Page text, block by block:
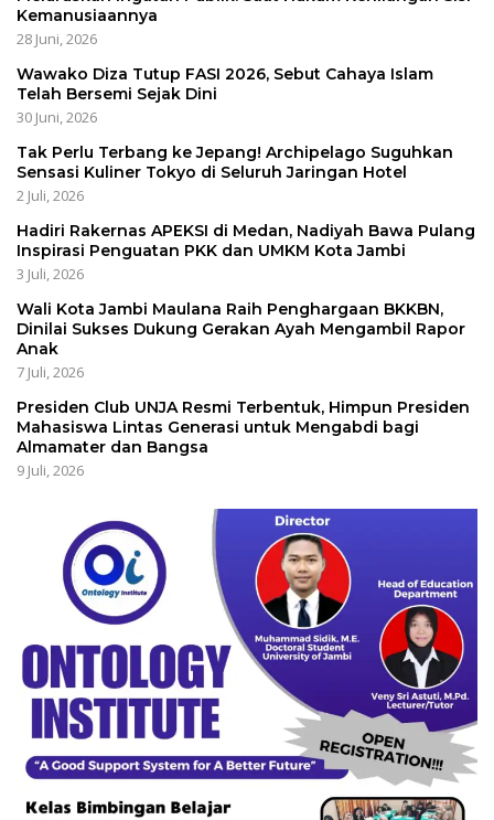
Kemanusiaannya
28 Juni, 2026
Wawako Diza Tutup FASI 2026, Sebut Cahaya Islam
Telah Bersemi Sejak Dini
30 Juni, 2026
Tak Perlu Terbang ke Jepang! Archipelago Suguhkan
Sensasi Kuliner Tokyo di Seluruh Jaringan Hotel
2 Juli, 2026
Hadiri Rakernas APEKSI di Medan, Nadiyah Bawa Pulang
Inspirasi Penguatan PKK dan UMKM Kota Jambi
3 Juli, 2026
Wali Kota Jambi Maulana Raih Penghargaan BKKBN,
Dinilai Sukses Dukung Gerakan Ayah Mengambil Rapor
Anak
7 Juli, 2026
Presiden Club UNJA Resmi Terbentuk, Himpun Presiden
Mahasiswa Lintas Generasi untuk Mengabdi bagi
Almamater dan Bangsa
9 Juli, 2026